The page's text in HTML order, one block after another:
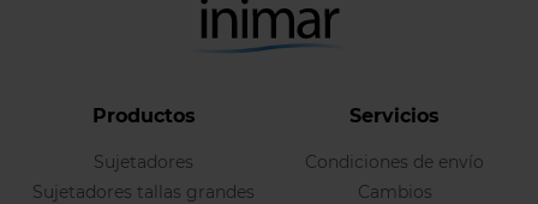
Productos
Sujetadores
Sujetadores tallas grandes
Servicios
Condiciones de envío
Cambios